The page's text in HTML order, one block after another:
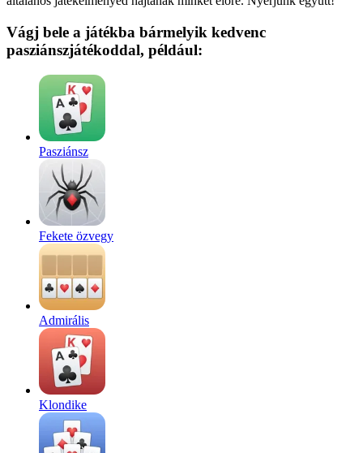
Vágj bele a játékba bármelyik kedvenc
pasziánszjátékoddal, például:
Pasziánsz
Fekete özvegy
Admirális
Klondike